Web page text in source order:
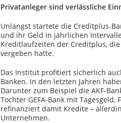
Privatanleger sind verlässliche
Unlängst startete die Creditplus-
und ihr Geld in jährlichen
Kreditlaufzeiten der Creditplus,
vergeben hatte.
Das Institut profitiert sicherlich
Banken. In den letzten Jahren
Darunter zum Beispiel die AKF-
Tochter GEFA-Bank mit
refinanziert damit Kredite –
Unternehmen.